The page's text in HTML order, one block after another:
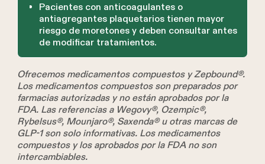
Pacientes con anticoagulantes o
antiagregantes plaquetarios tienen mayor
riesgo de moretones y deben consultar antes
de modificar tratamientos.
Ofrecemos medicamentos compuestos y Zepbound®.
Los medicamentos compuestos son preparados por
farmacias autorizadas y no están aprobados por la
FDA. Las referencias a Wegovy®, Ozempic®,
Rybelsus®, Mounjaro®, Saxenda® u otras marcas de
GLP-1 son solo informativas. Los medicamentos
compuestos y los aprobados por la FDA no son
intercambiables.